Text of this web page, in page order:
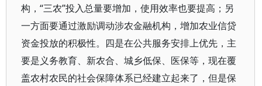
构，“三农”投入总量要增加，使用效率也要提高；另
一方面要通过激励调动涉农金融机构，增加农业信贷
资金投放的积极性。四是在公共服务安排上优先，主
要是义务教育、新农合、城乡低保、医保等，现在覆
盖农村农民的社会保障体系已经建立起来了，但是保